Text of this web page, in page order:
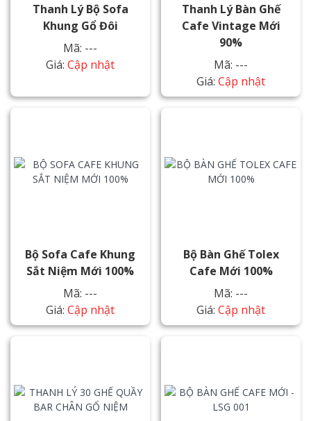
Thanh Lý Bộ Sofa
Khung Gổ Đôi
Mã: ---
Giá: Cập nhật
Thanh Lý Bàn Ghế
Cafe Vintage Mới
90%
Mã: ---
Giá: Cập nhật
Bộ Sofa Cafe Khung
Sắt Niệm Mới 100%
Mã: ---
Giá: Cập nhật
Bộ Bàn Ghế Tolex
Cafe Mới 100%
Mã: ---
Giá: Cập nhật